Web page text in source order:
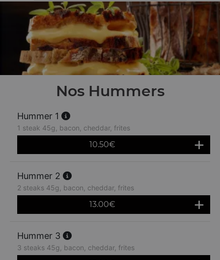
Nos Hummers
Hummer 1
1 steak 45g, bacon, cheddar, frites
10.50€
Hummer 2
2 steaks 45g, bacon, cheddar, frites
13.00€
Hummer 3
3 steaks 45g, bacon, cheddar, frites